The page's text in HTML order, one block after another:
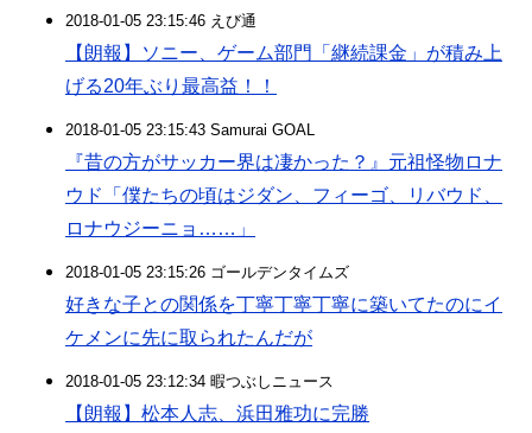
2018-01-05 23:15:46 えび通
【朗報】ソニー、ゲーム部門「継続課金」が積み上
げる20年ぶり最高益！！
2018-01-05 23:15:43 Samurai GOAL
『昔の方がサッカー界は凄かった？』元祖怪物ロナ
ウド「僕たちの頃はジダン、フィーゴ、リバウド、
ロナウジーニョ……」
2018-01-05 23:15:26 ゴールデンタイムズ
好きな子との関係を丁寧丁寧丁寧に築いてたのにイ
ケメンに先に取られたんだが
2018-01-05 23:12:34 暇つぶしニュース
【朗報】松本人志、浜田雅功に完勝